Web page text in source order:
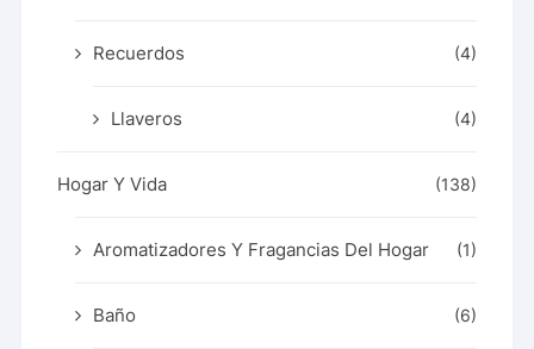
Recuerdos (4)
Llaveros (4)
Hogar Y Vida (138)
Aromatizadores Y Fragancias Del Hogar (1)
Baño (6)